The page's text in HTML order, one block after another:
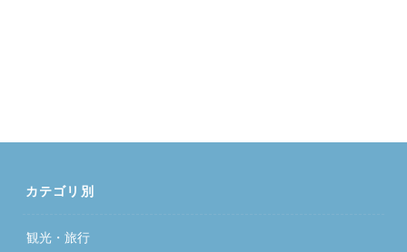
カテゴリ別
観光・旅行